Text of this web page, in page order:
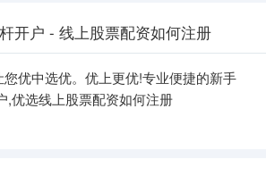
开户 - 线上股票配资如何注册
您优中选优。优上更优!专业便捷的新手
,优选线上股票配资如何注册